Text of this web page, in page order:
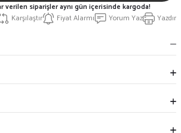
Karşılaştır Fiyat Alarmı Yorum Yaz Yazdır
verilen siparişler aynı gün içerisinde kargoda!